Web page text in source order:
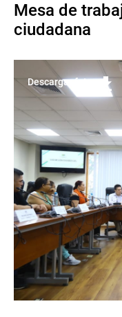
Mesa de
ciudadana
Descargar foto